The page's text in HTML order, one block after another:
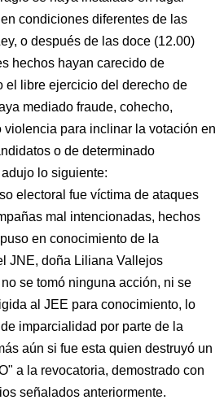
condiciones diferentes de las
o después de las doce (12.00)
hechos hayan carecido de
el libre ejercicio del derecho de
mediado fraude, cohecho,
para inclinar la votación en
o de determinado
lo siguiente:
electoral fue víctima de ataques
mal intencionadas, hechos
en conocimiento de la
JNE, doña Liliana Vallejos
se tomó ninguna acción, ni se
al JEE para conocimiento, lo
imparcialidad por parte de la
aún si fue esta quien destruyó un
a la revocatoria, demostrado con
señalados anteriormente.